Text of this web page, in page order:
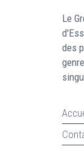
Le
des